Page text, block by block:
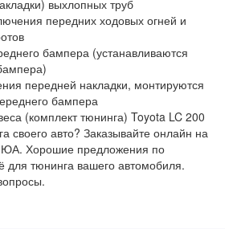
выхлопных труб
передних ходовых огней и
бампера (устанавливаются
передней накладки, монтируются
бампера
(комплект тюнинга) Toyota LC 200
своего авто? Заказывайте онлайн на
ЮА. Хорошие предложения по
для тюнинга вашего автомобиля.